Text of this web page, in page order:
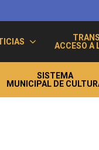
ACCESO A
SISTEMA
MUNICIPAL DE